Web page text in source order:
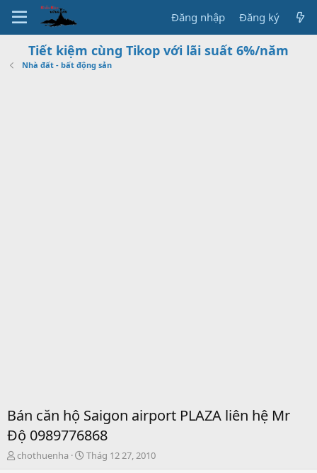
Đăng nhập Đăng ký
Tiết kiệm cùng Tikop với lãi suất 6%/năm
Nhà đất - bất động sản
Bán căn hộ Saigon airport PLAZA liên hệ Mr
Độ 0989776868
T
chothuenha
S
Thág 12 27, 2010